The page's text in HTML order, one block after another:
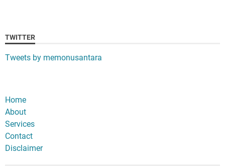
TWITTER
Tweets by memonusantara
Home
About
Services
Contact
Disclaimer